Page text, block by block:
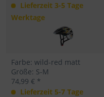
Lieferzeit 3-5 Tage
Werktage
Farbe: wild-red matt
Größe: S-M
74,99 € *
Lieferzeit 5-7 Tage